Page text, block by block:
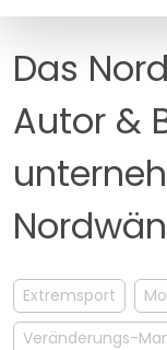
Das
Autor &
Extremsport
Veränderungs-